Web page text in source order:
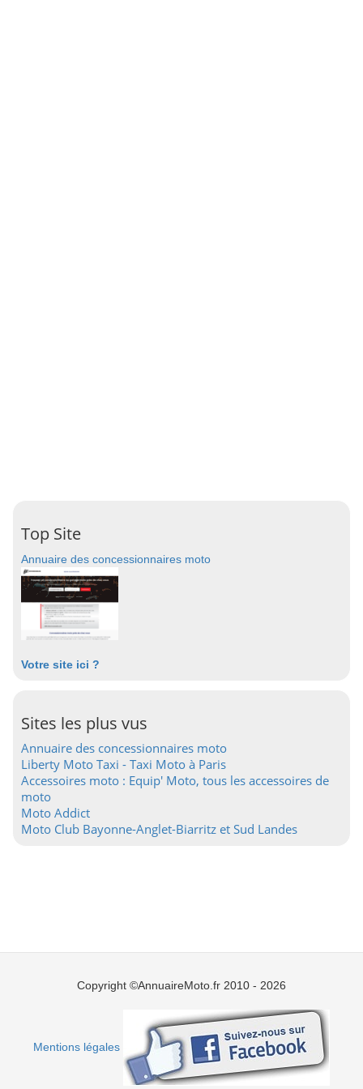
Top Site
Annuaire des concessionnaires moto
Votre site ici ?
Sites les plus vus
Annuaire des concessionnaires moto
Liberty Moto Taxi - Taxi Moto à Paris
Accessoires moto : Equip' Moto, tous les accessoires de
moto
Moto Addict
Moto Club Bayonne-Anglet-Biarritz et Sud Landes
Copyright ©AnnuaireMoto.fr 2010 - 2026
Mentions légales